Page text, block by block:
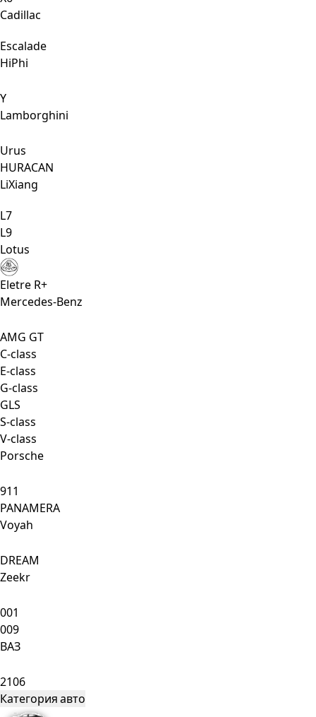
Cadillac
Escalade
HiPhi
Y
Lamborghini
Urus
HURACAN
LiXiang
L7
L9
Lotus
Eletre R+
Mercedes-Benz
AMG GT
C-class
E-class
G-class
GLS
S-class
V-class
Porsche
911
PANAMERA
Voyah
DREAM
Zeekr
001
009
ВАЗ
2106
Категория авто